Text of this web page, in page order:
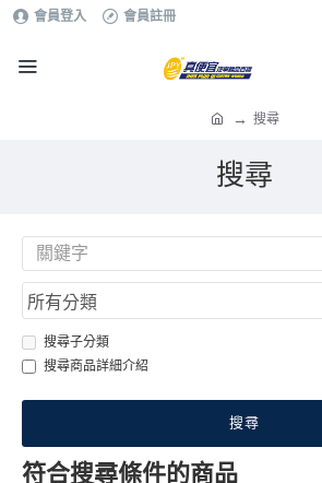
會員登入 會員註冊
搜尋
搜尋
搜尋子分類
搜尋商品詳細介紹
搜尋
符合搜尋條件的商品